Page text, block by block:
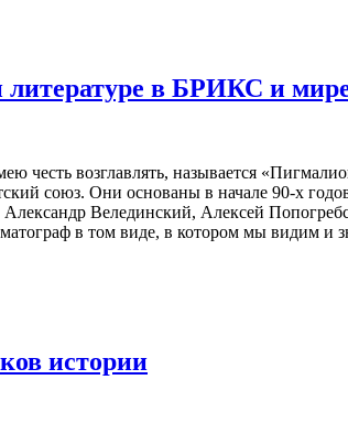
литературе в БРИКС и
честь возглавлять, называется
союз. Они основаны в начале 90-х
Велединский, Алексей
в том виде, в котором мы видим и
истории